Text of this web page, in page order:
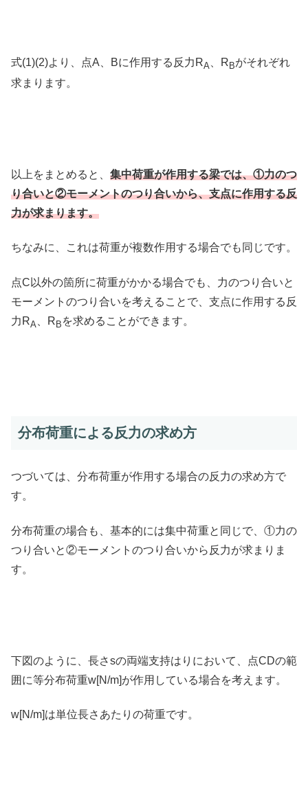
式(1)(2)より、点A、Bに作用する反力RA 、R Bがそれぞれ
求まります。
以上をまとめると、 集中荷重が作用する梁では、①力のつ
り合いと②モーメントのつり合いから、支点に作用する反
力が求まります。
ちなみに、これは荷重が複数作用する場合でも同じです。
点C以外の箇所に荷重がかかる場合でも、力のつり合いと
モーメントのつり合いを考えることで、支点に作用する反
力RA 、R B を求めることができます。
分布荷重による反力の求め方
つづいては、分布荷重が作用する場合の反力の求め方で
す。
分布荷重の場合も、基本的には集中荷重と同じで、①力の
つり合いと②モーメントのつり合いから反力が求まりま
す。
下図のように、長さsの両端支持はりにおいて、点CDの範
囲に等分布荷重w[N/m]が作用している場合を考えます。
w[N/m]は単位長さあたりの荷重です。